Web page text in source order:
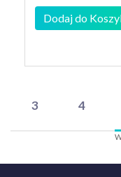
Dodaj do
3 4